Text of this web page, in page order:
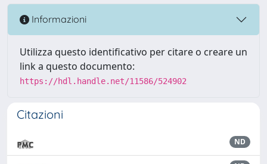
Informazioni
Utilizza questo identificativo per citare o creare un
link a questo documento:
https://hdl.handle.net/11586/524902
Citazioni
ND